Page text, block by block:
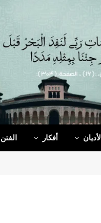
أفكار الفتن